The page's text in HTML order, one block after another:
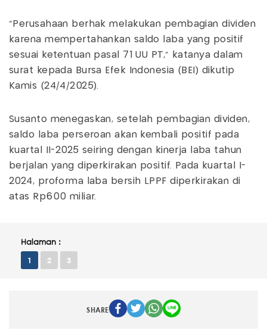
"Perusahaan berhak melakukan pembagian dividen
karena mempertahankan saldo laba yang positif
sesuai ketentuan pasal 71 UU PT," katanya dalam
surat kepada Bursa Efek Indonesia (BEI) dikutip
Kamis (24/4/2025).
Susanto menegaskan, setelah pembagian dividen,
saldo laba perseroan akan kembali positif pada
kuartal II-2025 seiring dengan kinerja laba tahun
berjalan yang diperkirakan positif. Pada kuartal I-
2024, proforma laba bersih LPPF diperkirakan di
atas Rp600 miliar.
Halaman :
1 2 3
SHARE